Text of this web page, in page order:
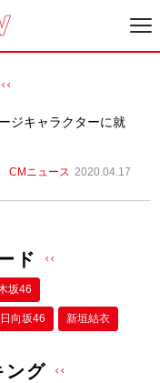
ジキャラクターに就
CMニュース 2020.04.17
ド
坂46
日向坂46 新垣結衣
ング